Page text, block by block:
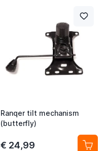
Ranqer tilt mechanism
(butterfly)
€ 24,99